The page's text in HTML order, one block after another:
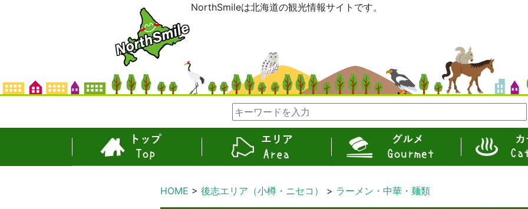
NorthSmileは北海道の観光情報サイトです。
HOME
後志エリア（小樽・ニセコ） ラーメン・中華・麺類